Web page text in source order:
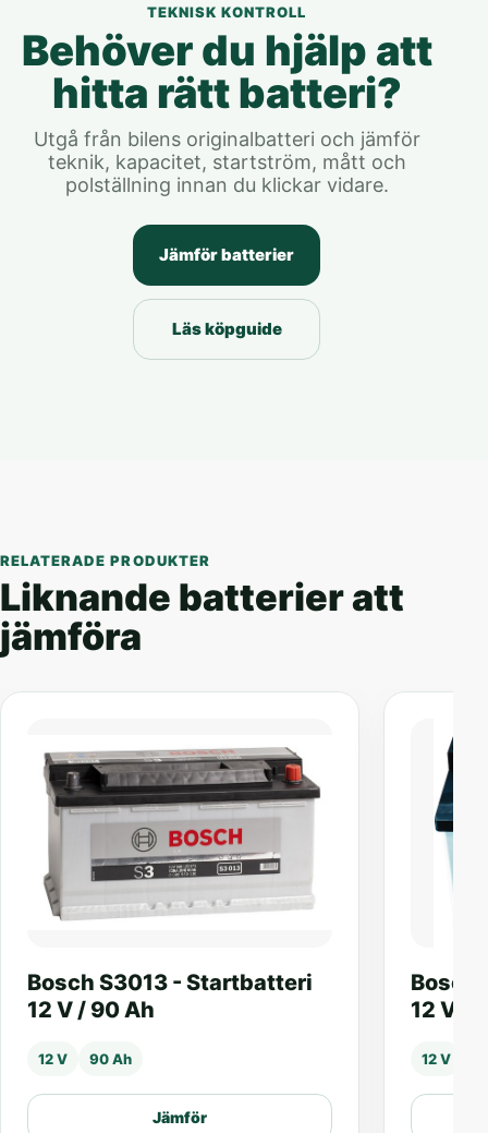
TEKNISK KONTROLL
Behöver du hjälp att
hitta rätt batteri?
Utgå från bilens originalbatteri och jämför
teknik, kapacitet, startström, mått och
polställning innan du klickar vidare.
Jämför batterier
Läs köpguide
RELATERADE PRODUKTER
Liknande batterier att
jämföra
Bosch S3013 - Startbatteri
12 V / 90 Ah
12 V 90 Ah
Jämför
Bosch
12 V /
12 V